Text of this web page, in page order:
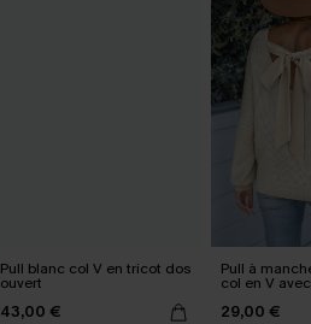
Pull blanc col V en tricot dos
ouvert
43,00 €
Pull à
col en V
29,00 €